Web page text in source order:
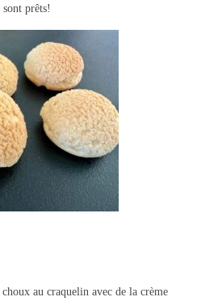
prêts!
au craquelin avec de la crème